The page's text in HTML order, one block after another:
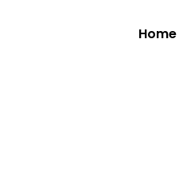
Home